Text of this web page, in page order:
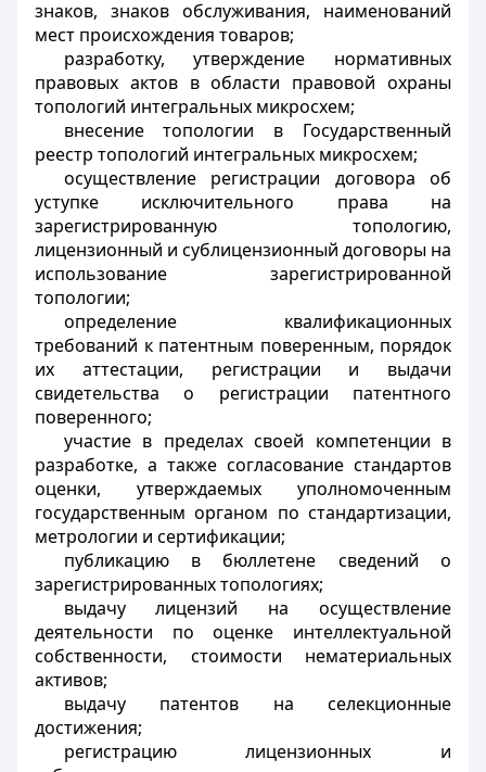
знаков, знаков обслуживания, наименований
мест происхождения товаров;
разработку, утверждение нормативных
правовых актов в области правовой охраны
топологий интегральных микросхем;
внесение топологии в Государственный
реестр топологий интегральных микросхем;
осуществление регистрации договора об
уступке исключительного права на
зарегистрированную топологию,
лицензионный и сублицензионный договоры на
использование зарегистрированной
топологии;
определение квалификационных
требований к патентным поверенным, порядок
их аттестации, регистрации и выдачи
свидетельства о регистрации патентного
поверенного;
участие в пределах своей компетенции в
разработке, а также согласование стандартов
оценки, утверждаемых уполномоченным
государственным органом по стандартизации,
метрологии и сертификации;
публикацию в бюллетене сведений о
зарегистрированных топологиях;
выдачу лицензий на осуществление
деятельности по оценке интеллектуальной
собственности, стоимости нематериальных
активов;
выдачу патентов на селекционные
достижения;
регистрацию лицензионных и